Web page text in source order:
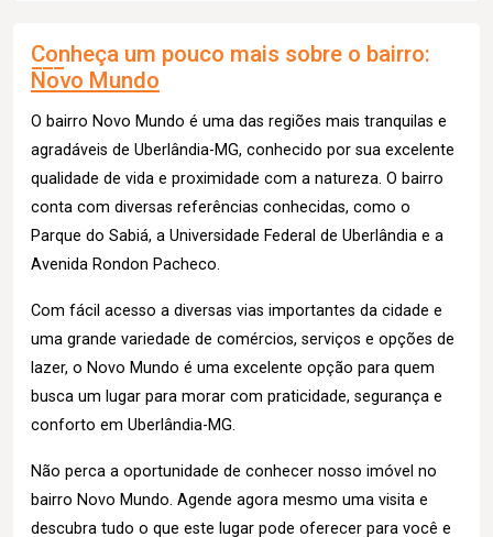
Conheça um pouco mais sobre o bairro:
Novo Mundo
O bairro Novo Mundo é uma das regiões mais tranquilas e
agradáveis de Uberlândia-MG, conhecido por sua excelente
qualidade de vida e proximidade com a natureza. O bairro
conta com diversas referências conhecidas, como o
Parque do Sabiá, a Universidade Federal de Uberlândia e a
Avenida Rondon Pacheco.
Com fácil acesso a diversas vias importantes da cidade e
uma grande variedade de comércios, serviços e opções de
lazer, o Novo Mundo é uma excelente opção para quem
busca um lugar para morar com praticidade, segurança e
conforto em Uberlândia-MG.
Não perca a oportunidade de conhecer nosso imóvel no
bairro Novo Mundo. Agende agora mesmo uma visita e
descubra tudo o que este lugar pode oferecer para você e